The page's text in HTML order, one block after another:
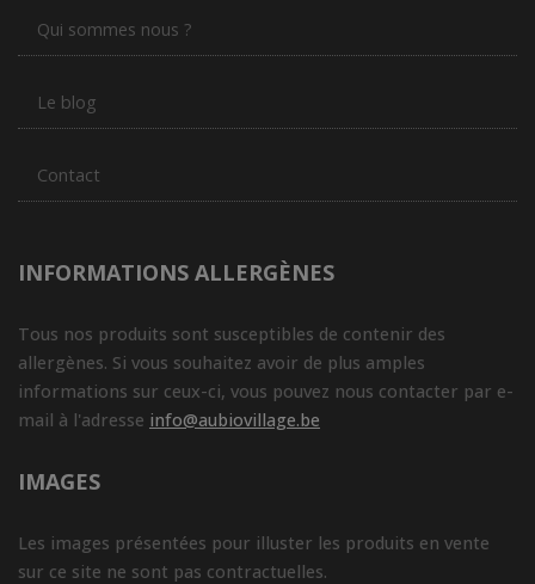
Qui sommes nous ?
Le blog
Contact
INFORMATIONS ALLERGÈNES
Tous nos produits sont susceptibles de contenir des
allergènes. Si vous souhaitez avoir de plus amples
informations sur ceux-ci, vous pouvez nous contacter par e-
mail à l'adresse info@aubiovillage.be
IMAGES
Les images présentées pour illuster les produits en vente
sur ce site ne sont pas contractuelles.